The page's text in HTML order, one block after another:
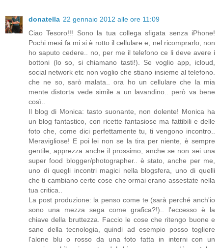
donatella 22 gennaio 2012 alle ore 11:09
Ciao Tesoro!!! Sono la tua collega sfigata senza iPhone!
Pochi mesi fa mi si è rotto il cellulare e, nel ricomprarlo, non
ho saputo cedere.. no, per me il telefono ce li deve avere i
bottoni (lo so, si chiamano tasti!). Se voglio app, icloud,
social network etc non voglio che stiano insieme al telefono.
che ne so, sarò malata.. ora ho un cellulare che la mia
mente distorta vede simile a un lavandino.. però va bene
così..
Il blog di Monica: tasto suonante, non dolente! Monica ha
un blog fantastico, con ricette fantasiose ma fattibili e delle
foto che, come dici perfettamente tu, ti vengono incontro..
Meravigliose! E poi lei non se la tira per niente, è sempre
gentile, apprezza anche il prossimo, anche se non sei una
super food blogger/photographer.. è stato, anche per me,
uno di quegli incontri magici nella blogsfera, uno di quelli
che ti cambiano certe cose che ormai erano assestate nella
tua critica..
La post produzione: la penso come te (sarà perché anch'io
sono una mezza sega come grafica?!).. l'eccesso è la
chiave della bruttezza. Faccio le cose che ritengo buone e
sane della tecnologia, quindi ad esempio posso togliere
l'alone blu o rosso da una foto fatta in interni con un